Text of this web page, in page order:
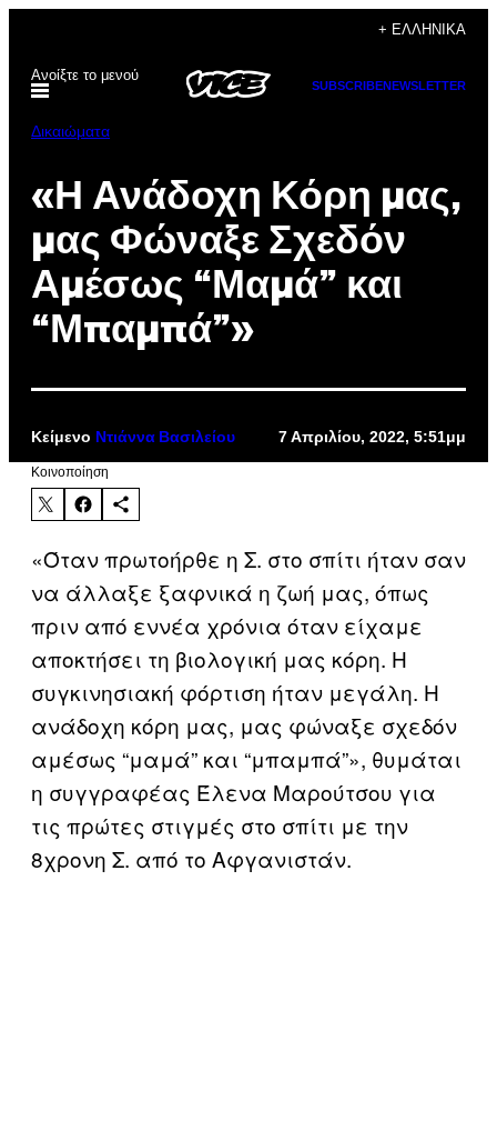
περιεχόμενο
+ ΕΛΛΗΝΙΚΆ
Ανοίξτε το μενού
SUBSCRIBENEWSLETTER
Δικαιώματα
«Η Ανάδοχη Κόρη μας,
μας Φώναξε Σχεδόν
Αμέσως “Μαμά” και
“Μπαμπά”»
Κείμενο Ντιάννα Βασιλείου 7 Απριλίου, 2022, 5:51μμ
Kοινοποίηση
«Όταν πρωτοήρθε η Σ. στο σπίτι ήταν σαν
να άλλαξε ξαφνικά η ζωή μας, όπως
πριν από εννέα χρόνια όταν είχαμε
αποκτήσει τη βιολογική μας κόρη. Η
συγκινησιακή φόρτιση ήταν μεγάλη. Η
ανάδοχη κόρη μας, μας φώναξε σχεδόν
αμέσως “μαμά” και “μπαμπά”», θυμάται
η συγγραφέας Έλενα Μαρούτσου για
τις πρώτες στιγμές στο σπίτι με την
8χρονη Σ. από το Αφγανιστάν.